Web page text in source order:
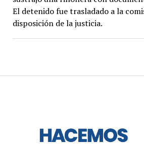
El detenido fue trasladado a la
disposición de la justicia.